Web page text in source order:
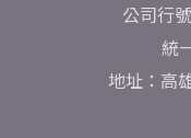
公司行
統
地址：高